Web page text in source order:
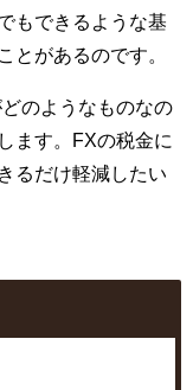
もできるような基
とがあるのです。
のようなものなの
ます。FXの税金に
るだけ軽減したい